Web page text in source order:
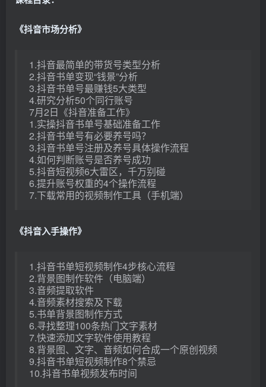
《抖音市场分析》
1.抖音最简单的带货号类型分析
2.抖音书单变现“钱景”分析
3.抖音书单号最赚钱5大类型
4.研究分析50个同行账号
7月2日《抖音准备工作》
1.实操抖音书单号基础准备工作
2.抖音书单号有必要养号吗？
3.抖音书单号注册及养号具体操作流程
4.如何判断账号是否养号成功
5.抖音短视频6大雷区，千万别碰
6.提升账号权重的4个操作流程
7.下载常用的视频制作工具（手机端）
《抖音入手操作》
1.抖音书单短视频制作4步核心流程
2.背景图制作软件（电脑端）
3.音频提取软件
4.音频素材搜索及下载
5.书单背景图制作方式
6.寻找整理100条热门文字素材
7.快速添加文字软件使用教程
8.背景图、文字、音频如何合成一个原创视频
9.抖音书单短视频制作8个禁忌
10.抖音书单视频发布时间